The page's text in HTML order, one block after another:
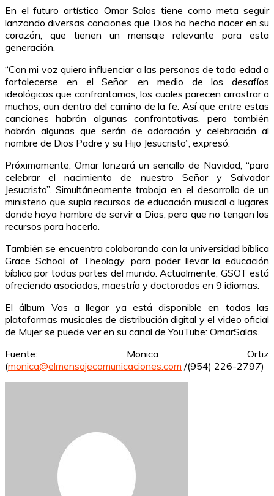
En el futuro artístico Omar Salas tiene como meta seguir
lanzando diversas canciones que Dios ha hecho nacer en su
corazón, que tienen un mensaje relevante para esta
generación.
“Con mi voz quiero influenciar a las personas de toda edad a
fortalecerse en el Señor, en medio de los desafíos
ideológicos que confrontamos, los cuales parecen arrastrar a
muchos, aun dentro del camino de la fe. Así que entre estas
canciones habrán algunas confrontativas, pero también
habrán algunas que serán de adoración y celebración al
nombre de Dios Padre y su Hijo Jesucristo”, expresó.
Próximamente, Omar lanzará un sencillo de Navidad, “para
celebrar el nacimiento de nuestro Señor y Salvador
Jesucristo”. Simultáneamente trabaja en el desarrollo de un
ministerio que supla recursos de educación musical a lugares
donde haya hambre de servir a Dios, pero que no tengan los
recursos para hacerlo.
También se encuentra colaborando con la universidad bíblica
Grace School of Theology, para poder llevar la educación
bíblica por todas partes del mundo. Actualmente, GSOT está
ofreciendo asociados, maestría y doctorados en 9 idiomas.
El álbum Vas a llegar ya está disponible en todas las
plataformas musicales de distribución digital y el video oficial
de Mujer se puede ver en su canal de YouTube: OmarSalas.
Fuente: Monica Ortiz
(monica@elmensajecomunicaciones.com /(954) 226-2797)